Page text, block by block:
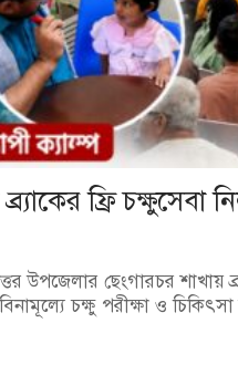
ফ্রি চক্ষুসেবা
উপজেলার ছেংগারচর শাখায়
চক্ষু পরীক্ষা ও